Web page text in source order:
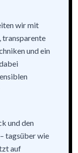
wir mit
transparente
und ein
und den
tagsüber wie
auf